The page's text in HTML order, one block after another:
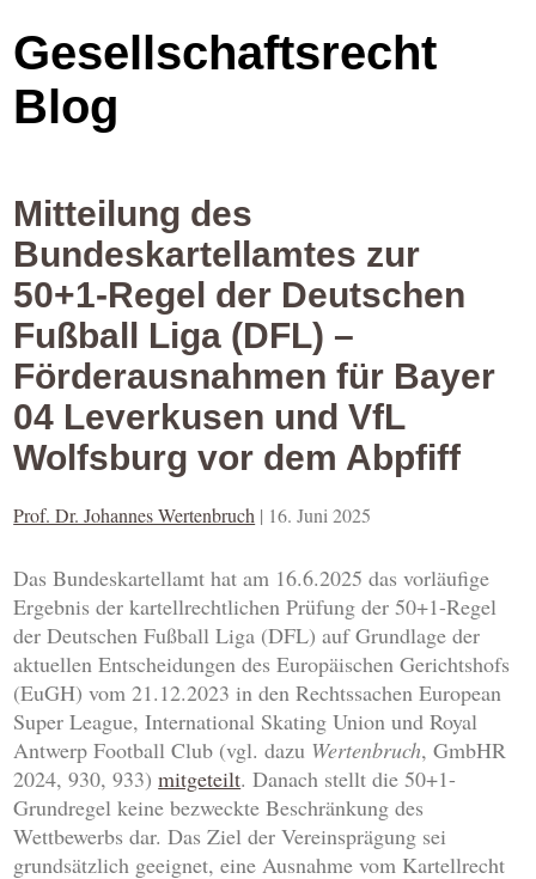
Gesellschaftsrecht
Blog
Mitteilung des
Bundeskartellamtes zur
50+1-Regel der Deutschen
Fußball Liga (DFL) –
Förderausnahmen für Bayer
04 Leverkusen und VfL
Wolfsburg vor dem Abpfiff
Prof. Dr. Johannes Wertenbruch | 16. Juni 2025
Das Bundeskartellamt hat am 16.6.2025 das vorläufige
Ergebnis der kartellrechtlichen Prüfung der 50+1-Regel
der Deutschen Fußball Liga (DFL) auf Grundlage der
aktuellen Entscheidungen des Europäischen Gerichtshofs
(EuGH) vom 21.12.2023 in den Rechtssachen European
Super League, International Skating Union und Royal
Antwerp Football Club (vgl. dazu Wertenbruch, GmbHR
2024, 930, 933)mitgeteilt. Danach stellt die 50+1-
Grundregel keine bezweckte Beschränkung des
Wettbewerbs dar. Das Ziel der Vereinsprägung sei
grundsätzlich geeignet, eine Ausnahme vom Kartellrecht